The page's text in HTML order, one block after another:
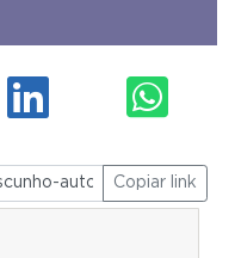
Copiar link